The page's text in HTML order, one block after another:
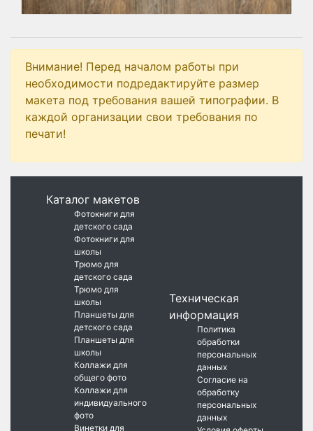
Внимание! Перед началом работы при
необходимости подредактируйте размер
макета под требования вашей типографии. В
каждой организации свои требования по
печати!
Каталог макетов
Фотокниги для
детского сада
Фотокниги для
школы
Трюмо для
детского сада
Трюмо для
школы
Планшеты для
детского сада
Планшеты для
школы
Коллажи для
общего фото
Коллажи для
индивидуального
фото
Винетки для
Техническая
информация
Политика
обработки
персональных
данных
Согласие на
обработку
персональных
данных